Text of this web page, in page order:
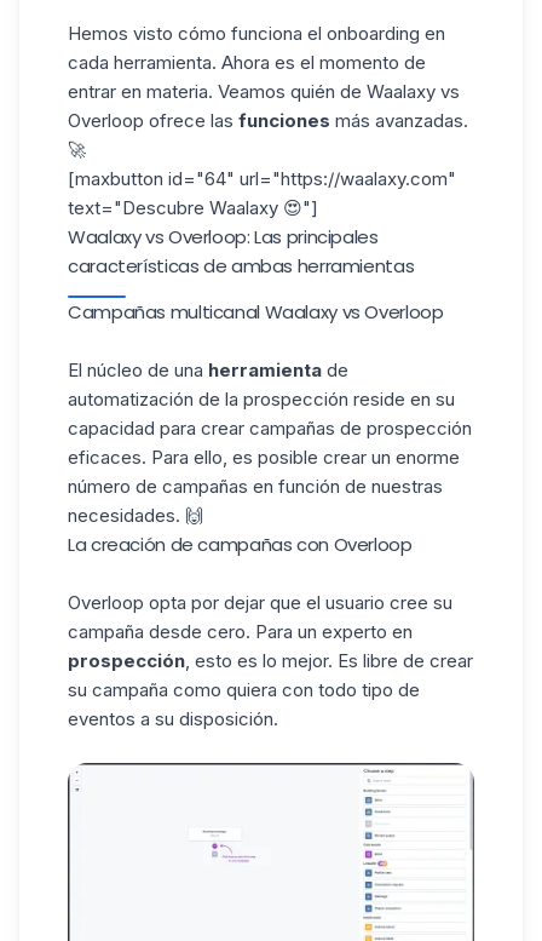
Hemos visto cómo funciona el onboarding en
cada herramienta. Ahora es el momento de
entrar en materia. Veamos quién de Waalaxy vs
Overloop ofrece las funciones más avanzadas.
🚀
[maxbutton id="64" url="https://waalaxy.com"
text="Descubre Waalaxy 😍"]
Waalaxy vs Overloop: Las principales
características de ambas herramientas
Campañas multicanal Waalaxy vs Overloop
El núcleo de una herramienta de
automatización de la prospección reside en su
capacidad para crear campañas de prospección
eficaces. Para ello, es posible crear un enorme
número de campañas en función de nuestras
necesidades. 🙌
La creación de campañas con Overloop
Overloop opta por dejar que el usuario cree su
campaña desde cero. Para un experto en
prospección , esto es lo mejor. Es libre de crear
su campaña como quiera con todo tipo de
eventos a su disposición.